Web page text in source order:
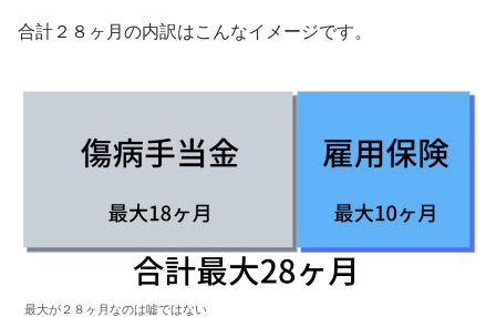
合計２８ヶ月の内訳はこんなイメージです。
最大が２８ヶ月なのは嘘ではない